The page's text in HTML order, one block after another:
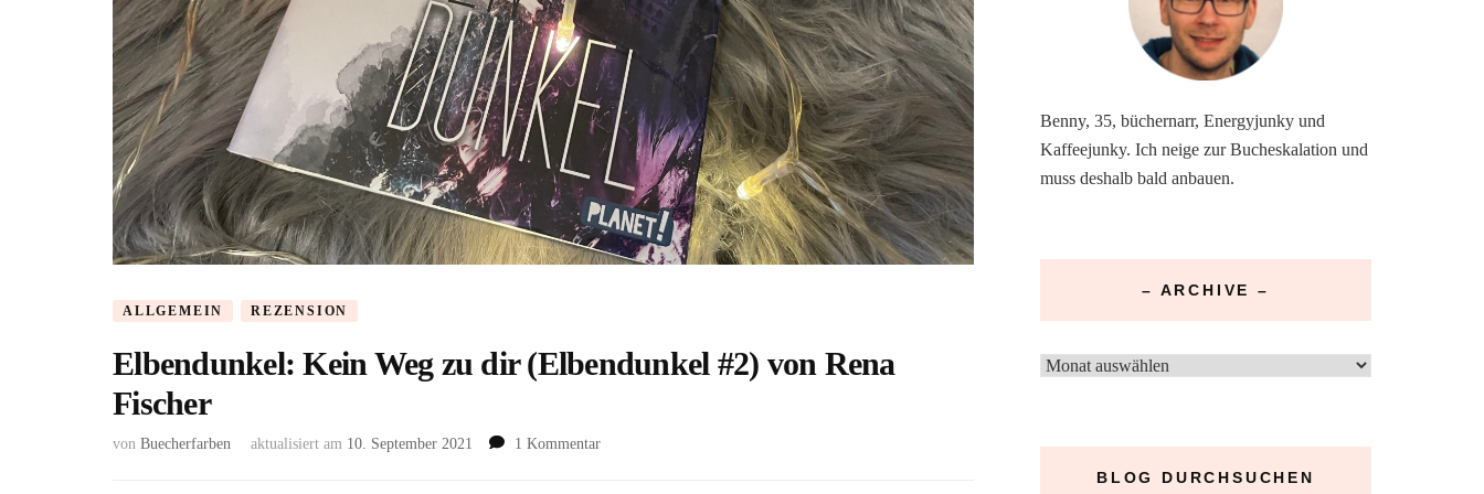
ALLGEMEIN REZENSION
Elbendunkel: Kein Weg zu dir (Elbendunkel #2) von Rena
Fischer
von Buecherfarben aktualisiert am 10. September 2021 1 Kommentarzu
Benny, 35, büchernarr, Energyjunky und
Kaffeejunky. Ich neige zur Bucheskalation und
muss deshalb bald anbauen.
– ARCHIVE –
–
BLOG DURCHSUCHEN